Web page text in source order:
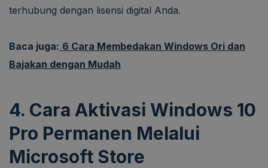
terhubung dengan lisensi digital Anda.
Baca juga: 6 Cara Membedakan Windows Ori dan
Bajakan dengan Mudah
4. Cara Aktivasi Windows 10
Pro Permanen Melalui
Microsoft Store